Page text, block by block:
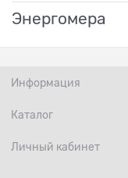
Энергомера
Информация
Каталог
Личный кабинет